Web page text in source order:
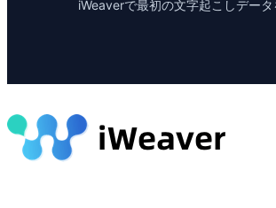
iWeaverで最初の文字起こしデー